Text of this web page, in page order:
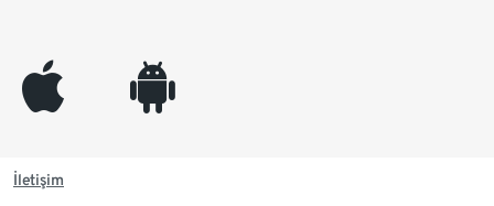
appleinc android
İletişim